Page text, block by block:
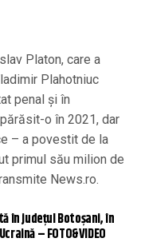
Platon, care a
Plahotniuc
penal şi în
o în 2021, dar
– a povestit de la
primul său milion de
News.ro.
în județul Botoșani, în
– FOTO&VIDEO